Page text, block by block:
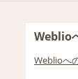
Weblio
Weblioへ